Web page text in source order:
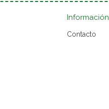
Información
Contacto